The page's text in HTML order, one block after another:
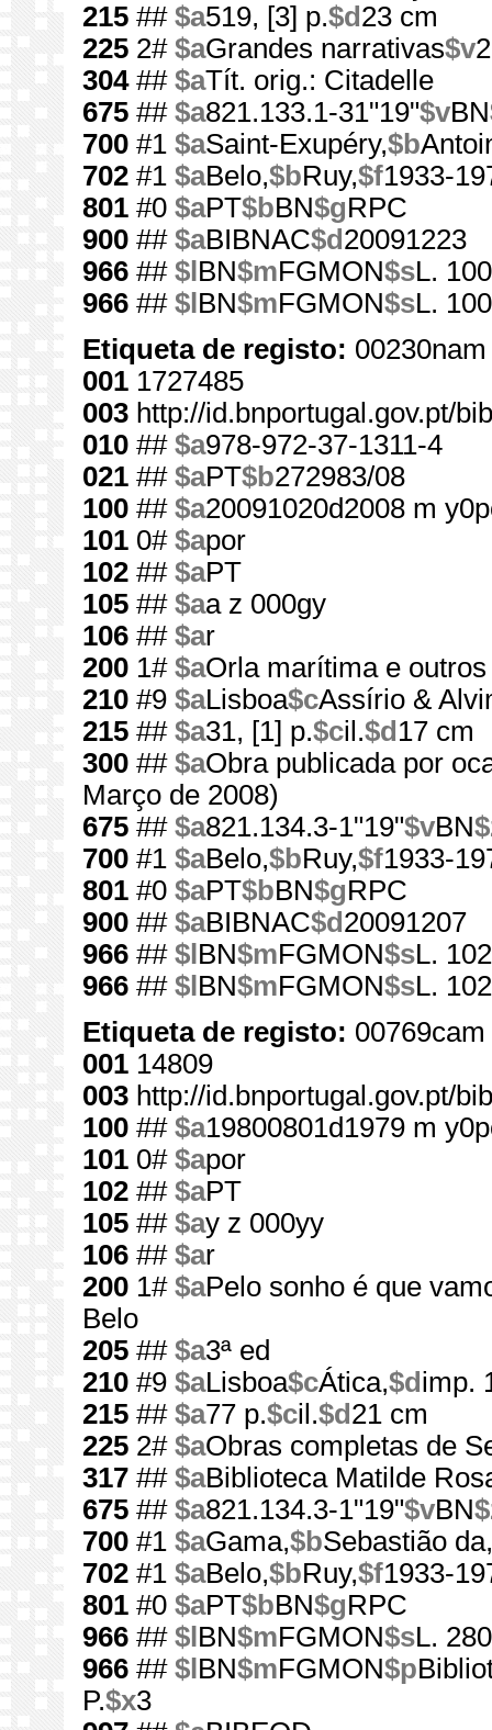
215 ## $a519, [3] p.$d 23 cm
225 2# $aGrandes narrativas$v
304## $aTít. orig.: Citadelle
675 ## $a821.133.1-31"19"$vBN
700 #1 $aSaint-Exupéry,$b
702 #1 $aBelo,$bRuy,$f1933-
801 #0 $aPT$bBN$gRPC
900 ## $aBIBNAC$d 20091223
966 ## $l BN$mFGMON$sL.
966 ## $l BN$mFGMON$sL.
Etiqueta de registo:
001 1727485
003 http://id.bnportugal.gov.pt/
010 ## $a978-972-37-1311-4
021 ## $aPT$b272983/08
100 ## $a20091020d2008 m
101 0# $apor
102 ## $aPT
105 ## $aa z 000gy
106 ## $ar
200 1# $aOrla marítima e
210 #9 $aLisboa$cAssírio &
215 ## $a31, [1] p.$cil.$d 17 cm
300 ## $aObra publicada por
Março de 2008)
675 ## $a821.134.3-1"19"$vBN
700 #1 $aBelo,$bRuy,$f1933-
801 #0 $aPT$bBN$gRPC
900 ## $aBIBNAC$d 20091207
966 ## $l BN$mFGMON$sL.
966 ## $l BN$mFGMON$sL.
Etiqueta de registo:
001 14809
003 http://id.bnportugal.gov.pt/
100 ## $a19800801d1979 m
101 0# $apor
102 ## $aPT
105 ## $ay z 000yy
106 ## $ar
200 1# $aPelo sonho é que
Belo
205 ## $a3ª ed
210 #9 $aLisboa$cÁtica,$d imp.
215 ## $a77 p.$cil.$d 21 cm
225 2# $aObras completas de
317 ## $aBiblioteca Matilde
675 ## $a821.134.3-1"19"$vBN
700 #1 $aGama,$bSebastião da,
702 #1 $aBelo,$bRuy,$f1933-
801 #0 $aPT$bBN$gRPC
966 ## $l BN$mFGMON$sL.
966 ## $l BN$mFGMON$p
P.$x3